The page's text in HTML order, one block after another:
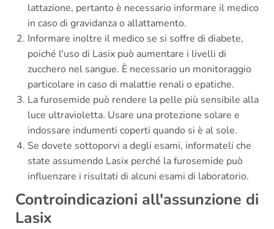
lattazione, pertanto è necessario informare il medico
in caso di gravidanza o allattamento.
Informare inoltre il medico se si soffre di diabete,
poiché l'uso di Lasix può aumentare i livelli di
zucchero nel sangue. È necessario un monitoraggio
particolare in caso di malattie renali o epatiche.
La furosemide può rendere la pelle più sensibile alla
luce ultravioletta. Usare una protezione solare e
indossare indumenti coperti quando si è al sole.
Se dovete sottoporvi a degli esami, informateli che
state assumendo Lasix perché la furosemide può
influenzare i risultati di alcuni esami di laboratorio.
Controindicazioni all'assunzione di
Lasix